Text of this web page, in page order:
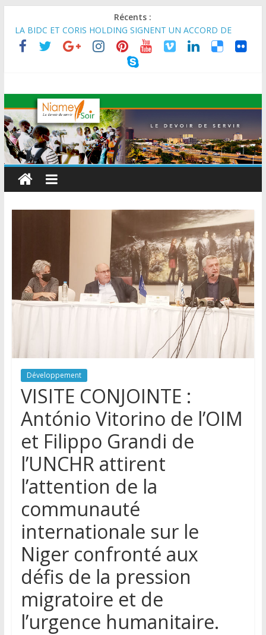
Récents :
MARADI : Le Président de la République, Chef de l’État, S.E le
Général d’Armée Abdourahamane Tiani, est arrivé à Maradi
pour la célébration de la 3ᵉ édition de la Journée Nationale de
RENFORCER LES CHAÎNES DE VALEUR ALIMENTAIRES,
ÉNERGÉTIQUES ET AGRICOLES EN AFRIQUE DE L’OUEST
SEMAINE DU KAWAR 2026: Le Ministre de l’Intérieur, le
Général de Division Mohamed TOUMBA a reçu en audience
son homologue du Burkina Faso et délégation du Kawar.
BANQUE MONDIALE : L’IA offre un levier vital aux économies
en développement en panne de croissance (Communiqué)
AES : Le Chef de l’Etat a reçu en audience à Maradi les
Développement
VISITE CONJOINTE :
António Vitorino de l’OIM
et Filippo Grandi de
l’UNCHR attirent
l’attention de la
communauté
internationale sur le
Niger confronté aux
défis de la pression
migratoire et de
l’urgence humanitaire.